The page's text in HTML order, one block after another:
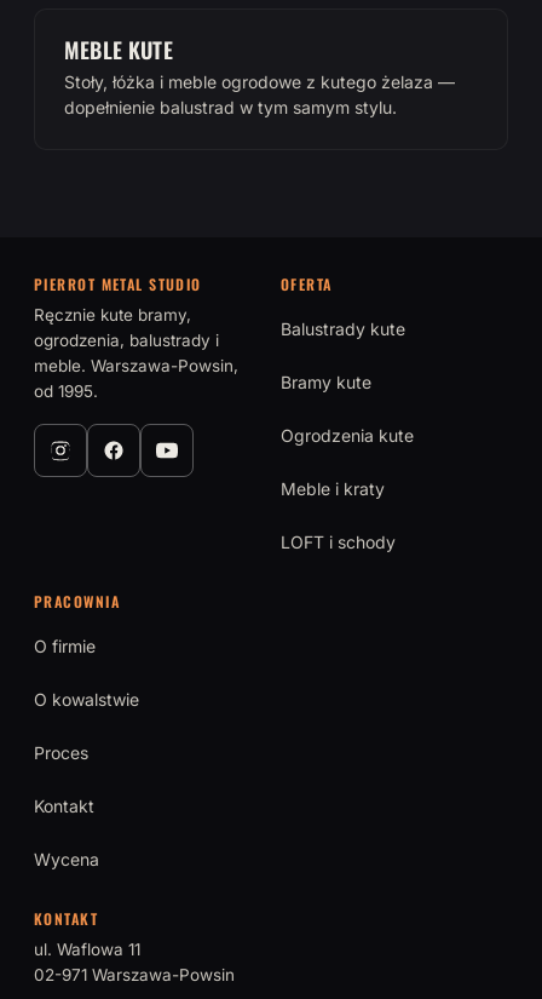
MEBLE KUTE
Stoły, łóżka i meble ogrodowe z kutego żelaza —
dopełnienie balustrad w tym samym stylu.
PIERROT METAL STUDIO
Ręcznie kute bramy,
ogrodzenia, balustrady i
meble. Warszawa-Powsin,
od 1995.
OFERTA
Balustrady kute
Bramy kute
Ogrodzenia kute
Meble i kraty
LOFT i schody
PRACOWNIA
O firmie
O kowalstwie
Proces
Kontakt
Wycena
KONTAKT
ul. Waflowa 11
02-971 Warszawa-Powsin